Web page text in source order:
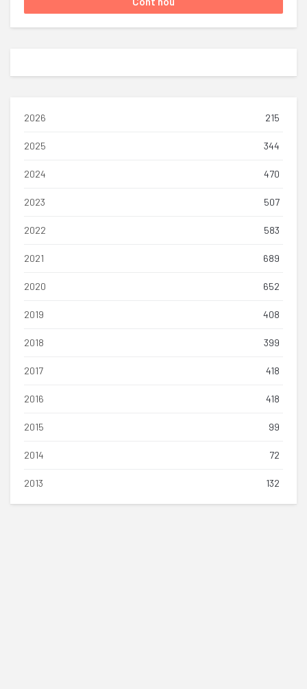
2026 215
2025 344
2024 470
2023 507
2022 583
2021 689
2020 652
2019 408
2018 399
2017 418
2016 418
2015 99
2014 72
2013 132